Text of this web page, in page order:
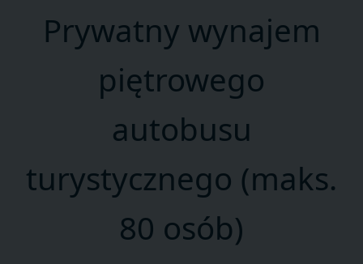
Prywatny wynajem
piętrowego
autobusu
turystycznego (maks.
80 osób)